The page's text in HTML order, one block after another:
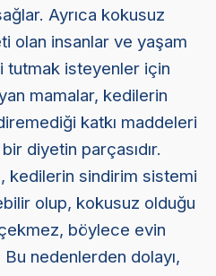
Ayrıca kokusuz
olan insanlar ve yaşam
tutmak isteyenler için
mamalar, kedilerin
katkı maddeleri
diyetin parçasıdır.
kedilerin sindirim sistemi
olup, kokusuz olduğu
böylece evin
nedenlerden dolayı,